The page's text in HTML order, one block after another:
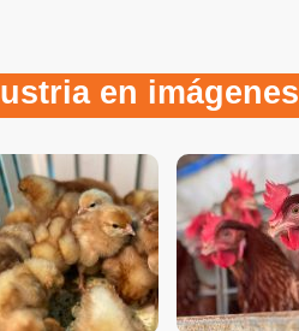
en imágenes